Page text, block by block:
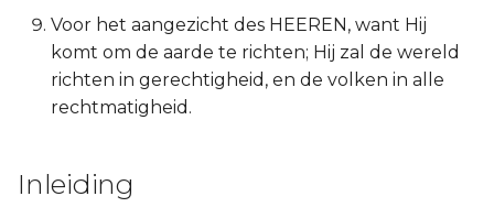
1 Timótheüs
2 Timótheüs
Filémon
Voor het aangezicht des HEEREN, want Hij
komt om de aarde te richten; Hij zal de wereld
richten in gerechtigheid, en de volken in alle
rechtmatigheid.
Inleiding